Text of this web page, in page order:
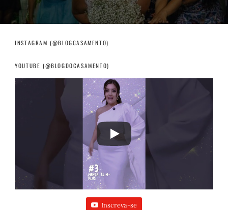
INSTAGRAM (@BLOGCASAMENTO)
YOUTUBE (@BLOGDOCASAMENTO)
Inscreva-se